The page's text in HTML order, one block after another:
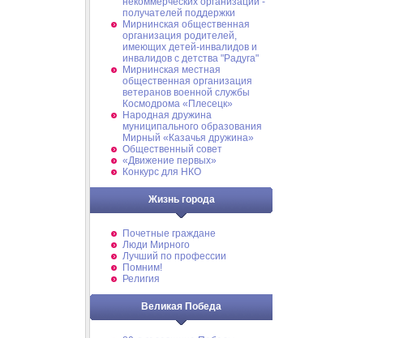
получателей поддержки
Мирнинская общественная
организация родителей,
имеющих детей-инвалидов и
инвалидов с детства "Радуга"
Мирнинская местная
общественная организация
ветеранов военной службы
Космодрома «Плесецк»
Народная дружина
муниципального образования
Мирный «Казачья дружина»
Общественный совет
«Движение первых»
Конкурс для НКО
Жизнь города
Почетные граждане
Люди Мирного
Лучший по профессии
Помним!
Религия
Великая Победа